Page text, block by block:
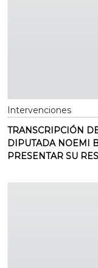
Intervenciones
TRANSCRIPCIÓN
DIPUTADA NOEMI
PRESENTAR SU